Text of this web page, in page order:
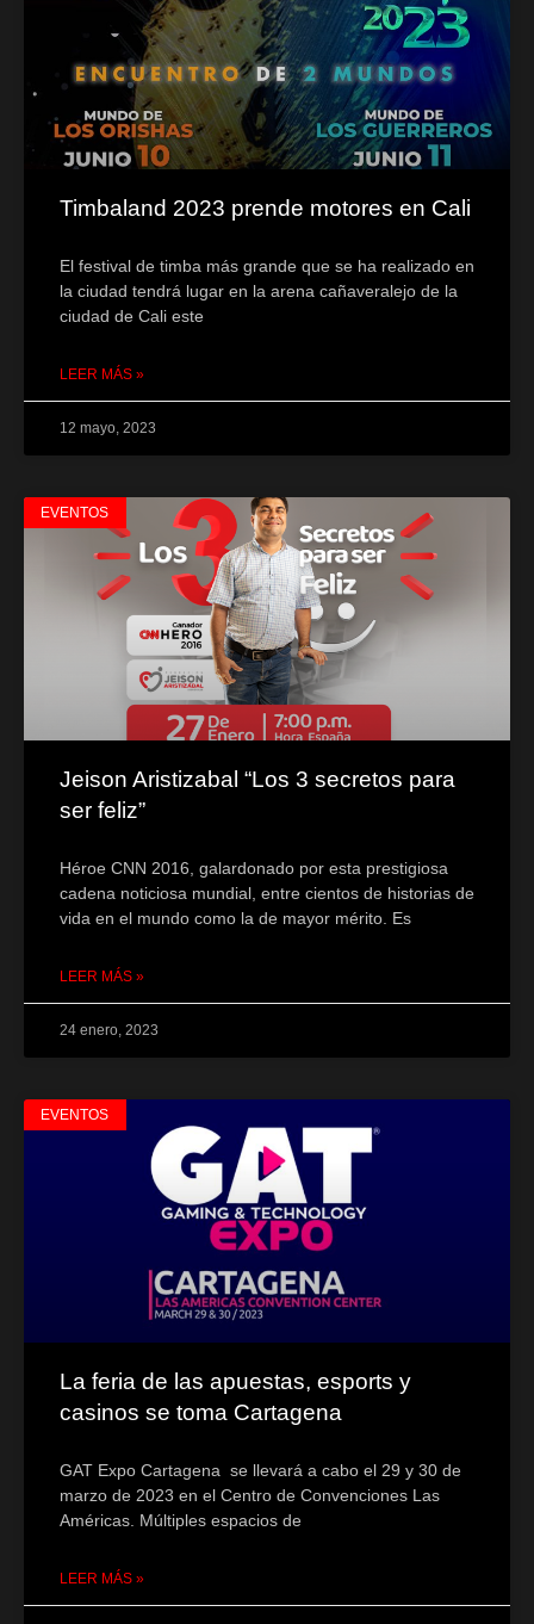
Timbaland 2023 prende motores en Cali
El festival de timba más grande que se ha realizado en
la ciudad tendrá lugar en la arena cañaveralejo de la
ciudad de Cali este
LEER MÁS »
12 mayo, 2023
EVENTOS
Jeison Aristizabal “Los 3 secretos para
ser feliz”
Héroe CNN 2016, galardonado por esta prestigiosa
cadena noticiosa mundial, entre cientos de historias de
vida en el mundo como la de mayor mérito. Es
LEER MÁS »
24 enero, 2023
EVENTOS
La feria de las apuestas, esports y
casinos se toma Cartagena
GAT Expo Cartagena se llevará a cabo el 29 y 30 de
marzo de 2023 en el Centro de Convenciones Las
Américas. Múltiples espacios de
LEER MÁS »